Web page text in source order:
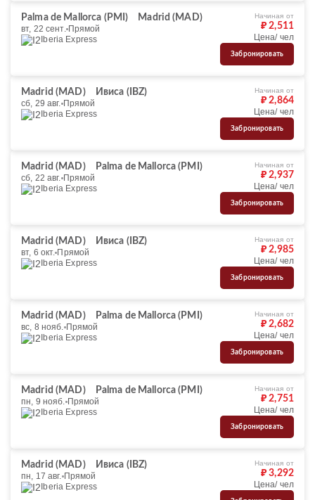
Palma de Mallorca (PMI)
Madrid (MAD)
вт, 22 сент. Прямой
Iberia Express
Начиная от
₽ 2,511
Цена/ чел
Забронировать
Madrid (MAD)
Ивиса (IBZ)
сб, 29 авг. Прямой
Iberia Express
Начиная от
₽ 2,864
Цена/ чел
Забронировать
Madrid (MAD)
Palma de Mallorca (PMI)
сб, 22 авг. Прямой
Iberia Express
Начиная от
₽ 2,937
Цена/ чел
Забронировать
Madrid (MAD)
Ивиса (IBZ)
вт, 6 окт. Прямой
Iberia Express
Начиная от
₽ 2,985
Цена/ чел
Забронировать
Madrid (MAD)
Palma de Mallorca (PMI)
вс, 8 нояб. Прямой
Iberia Express
Начиная от
₽ 2,682
Цена/ чел
Забронировать
Madrid (MAD)
Palma de Mallorca (PMI)
пн, 9 нояб. Прямой
Iberia Express
Начиная от
₽ 2,751
Цена/ чел
Забронировать
Madrid (MAD)
Ивиса (IBZ)
пн, 17 авг. Прямой
Iberia Express
Начиная от
₽ 3,292
Цена/ чел